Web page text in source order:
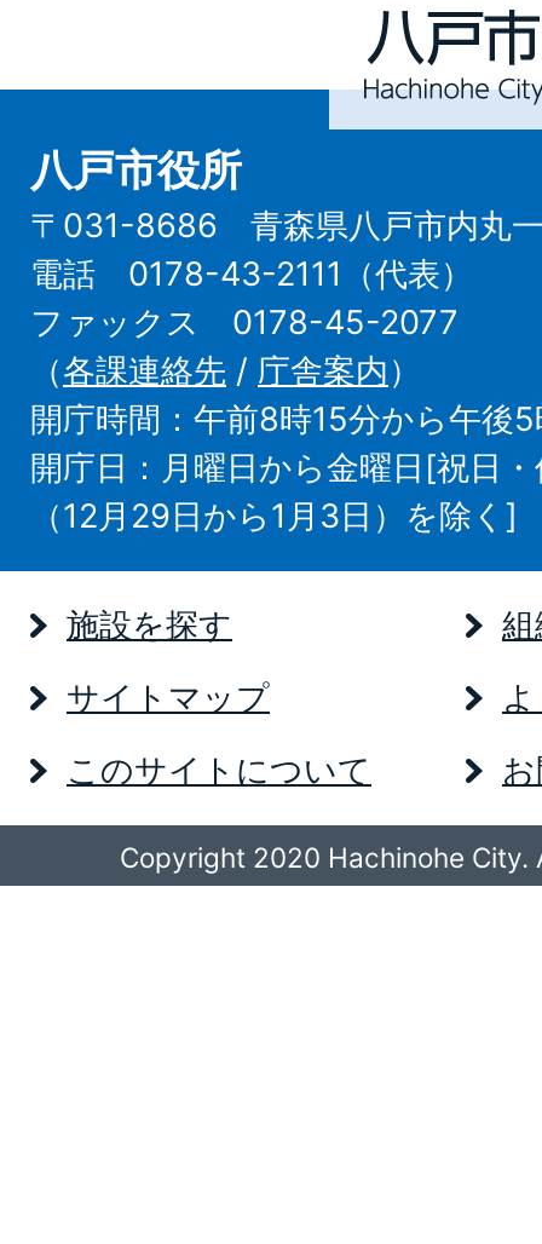
Hachinohe
City
八戸市役所
〒031-8686 青森県八戸市内丸一
電話 0178-43-2111（代表）
ファックス 0178-45-2077
（各課連絡先 / 庁舎案内）
開庁時間：午前8時15分から午後5
開庁日：月曜日から金曜日[祝日
（12月29日から1月3日）を除く]
施設を探す
サイトマップ
このサイトについて
Copyright 2020 Hachinohe City.